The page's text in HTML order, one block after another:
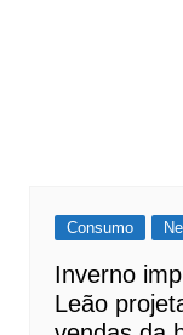
Consumo
Inverno
Leão